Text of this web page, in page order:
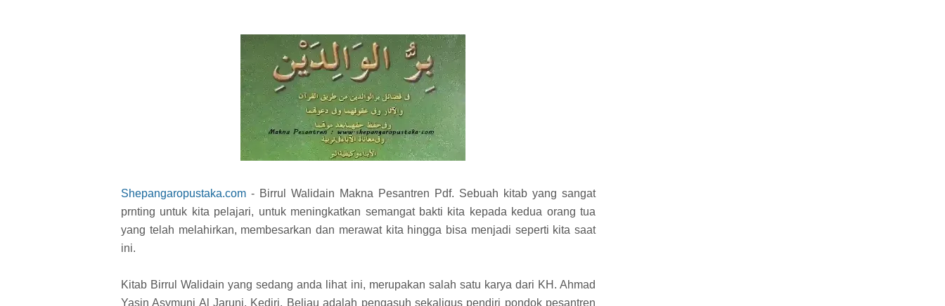
Shepangaropustaka.com - Birrul Walidain Makna Pesantren Pdf. Sebuah kitab yang sangat
prnting untuk kita pelajari, untuk meningkatkan semangat bakti kita kepada kedua orang tua
yang telah melahirkan, membesarkan dan merawat kita hingga bisa menjadi seperti kita saat
ini.
Kitab Birrul Walidain yang sedang anda lihat ini, merupakan salah satu karya dari KH. Ahmad
Yasin Asymuni Al Jaruni, Kediri. Beliau adalah pengasuh sekaligus pendiri pondok pesantren